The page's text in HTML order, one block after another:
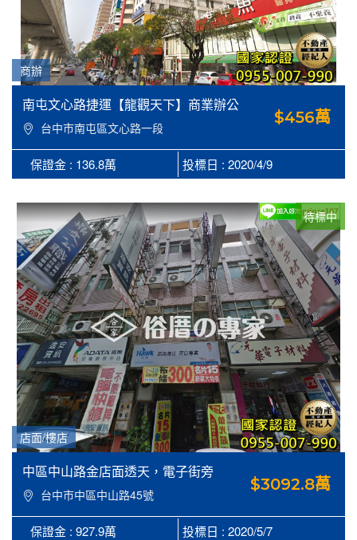
商辦
南屯文心路捷運【龍觀天下】商業辦公
室
$456萬
台中市南屯區文心路一段
378號5樓之7+之9
保證金 : 136.8萬 投標日 : 2020/4/9
待標中
店面/樓店
中區中山路金店面透天，電子街旁
$3092.8萬
台中市中區中山路45號
保證金 : 927.9萬 投標日 : 2020/5/7